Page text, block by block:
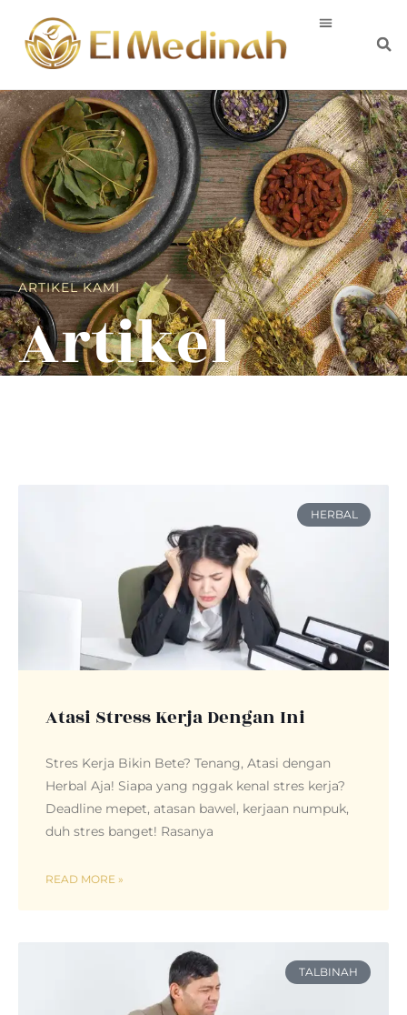
ARTIKEL KAMI
Artikel
HERBAL
Atasi Stress Kerja Dengan Ini
Stres Kerja Bikin Bete? Tenang, Atasi dengan
Herbal Aja! Siapa yang nggak kenal stres kerja?
Deadline mepet, atasan bawel, kerjaan numpuk,
duh stres banget! Rasanya
READ MORE »
TALBINAH